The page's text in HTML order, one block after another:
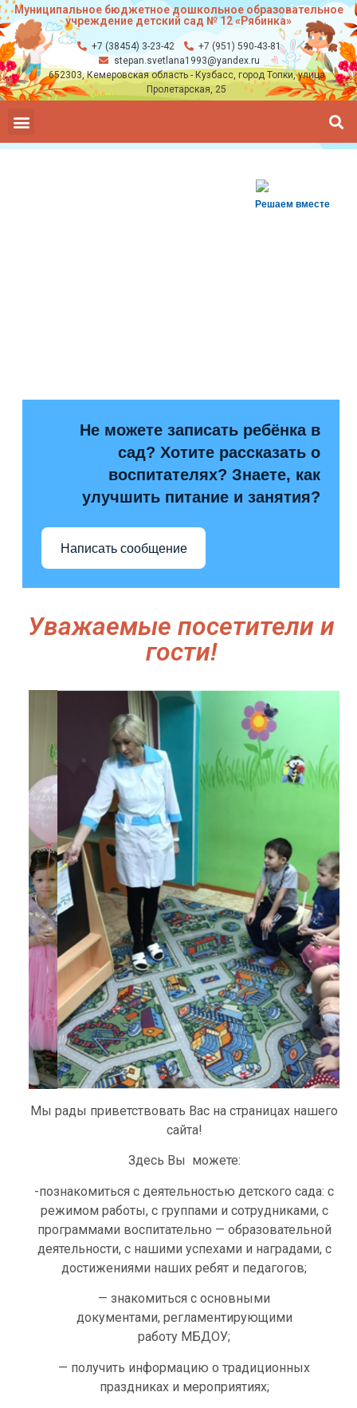
Муниципальное бюджетное дошкольное образовательное
учреждение детский сад № 12 «Рябинка»
+7 (38454) 3-23-42
+7 (951) 590-43-81
stepan.svetlana1993@yandex.ru
652303, Кемеровская область - Кузбасс, город Топки, улица
Пролетарская, 25
Решаем вместе
Не можете записать ребёнка в
сад? Хотите рассказать о
воспитателях? Знаете, как
улучшить питание и занятия?
Написать сообщение
Уважаемые посетители и
гости!
Мы рады приветствовать Вас на страницах нашего
сайта!
Здесь Вы можете:
-познакомиться с деятельностью детского сада: с
режимом работы, с группами и сотрудниками, с
программами воспитательно — образовательной
деятельности, с нашими успехами и наградами, с
достижениями наших ребят и педагогов;
— знакомиться с основными
документами, регламентирующими
работу МБДОУ;
— получить информацию о традиционных
праздниках и мероприятиях;